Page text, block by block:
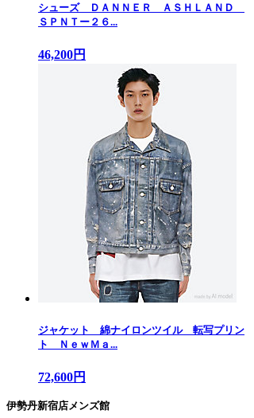
シューズ ＤＡＮＮＥＲ ＡＳＨＬＡＮＤ
ＳＰＮＴー２６...
46,200円
ジャケット 綿ナイロンツイル 転写プリン
ト ＮｅｗＭａ...
72,600円
伊勢丹新宿店メンズ館